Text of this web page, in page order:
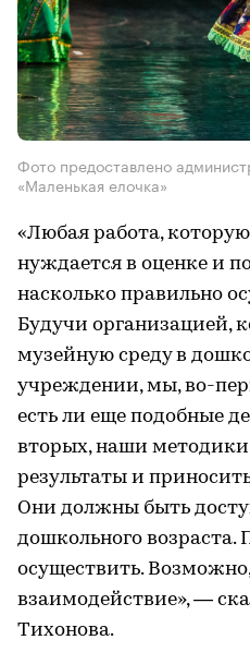
Фото предоставлено
«Маленькая елочка»
«Любая работа,
нуждается в оценке и
насколько правильно
Будучи организацией,
музейную среду в
учреждении, мы, во-
есть ли еще подобные
вторых, наши
результаты и
Они должны быть
дошкольного возраста.
осуществить. Возможно,
взаимодействие», —
Тихонова.